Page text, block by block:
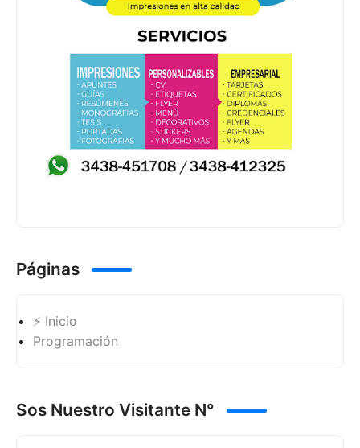
Páginas
⚡ Inicio
Programación
Sos Nuestro Visitante N°